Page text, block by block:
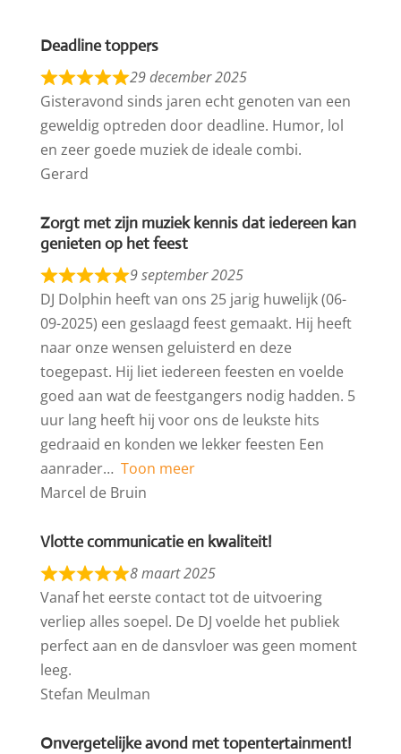
Deadline toppers
29 december 2025
Gisteravond sinds jaren echt genoten van een
geweldig optreden door deadline. Humor, lol
en zeer goede muziek de ideale combi.
Gerard
Zorgt met zijn muziek kennis dat iedereen kan
genieten op het feest
9 september 2025
DJ Dolphin heeft van ons 25 jarig huwelijk (06-
09-2025) een geslaagd feest gemaakt. Hij heeft
naar onze wensen geluisterd en deze
toegepast. Hij liet iedereen feesten en voelde
goed aan wat de feestgangers nodig hadden. 5
uur lang heeft hij voor ons de leukste hits
gedraaid en konden we lekker feesten Een
aanrader
Toon meer
Marcel de Bruin
Vlotte communicatie en kwaliteit!
8 maart 2025
Vanaf het eerste contact tot de uitvoering
verliep alles soepel. De DJ voelde het publiek
perfect aan en de dansvloer was geen moment
leeg.
Stefan Meulman
Onvergetelijke avond met topentertainment!